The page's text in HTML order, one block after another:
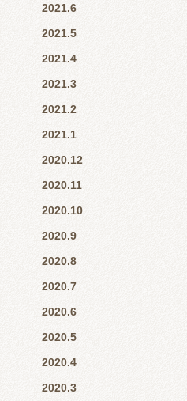
2021.6
2021.5
2021.4
2021.3
2021.2
2021.1
2020.12
2020.11
2020.10
2020.9
2020.8
2020.7
2020.6
2020.5
2020.4
2020.3